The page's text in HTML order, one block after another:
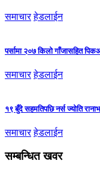
समाचार हेडलाईन
पर्सामा २०७ किलो गाँजासहित
समाचार हेडलाईन
१९ बुँदे सहमतिपछि नर्स ज्योति
समाचार हेडलाईन
सम्बन्धित खवर